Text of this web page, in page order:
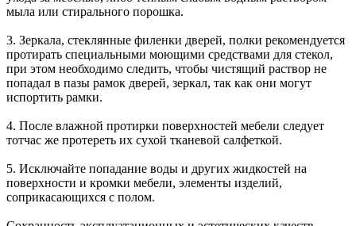
мыла или стирального порошка.
3. Зеркала, стеклянные филенки дверей, полки рекомендуется
протирать специальными моющими средствами для стекол,
при этом необходимо следить, чтобы чистящий раствор не
попадал в пазы рамок дверей, зеркал, так как они могут
испортить рамки.
4. После влажной протирки поверхностей мебели следует
тотчас же протереть их сухой тканевой салфеткой.
5. Исключайте попадание воды и других жидкостей на
поверхности и кромки мебели, элементы изделий,
соприкасающихся с полом.